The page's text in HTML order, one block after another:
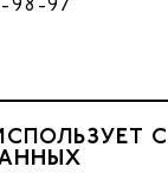
Профешнл».